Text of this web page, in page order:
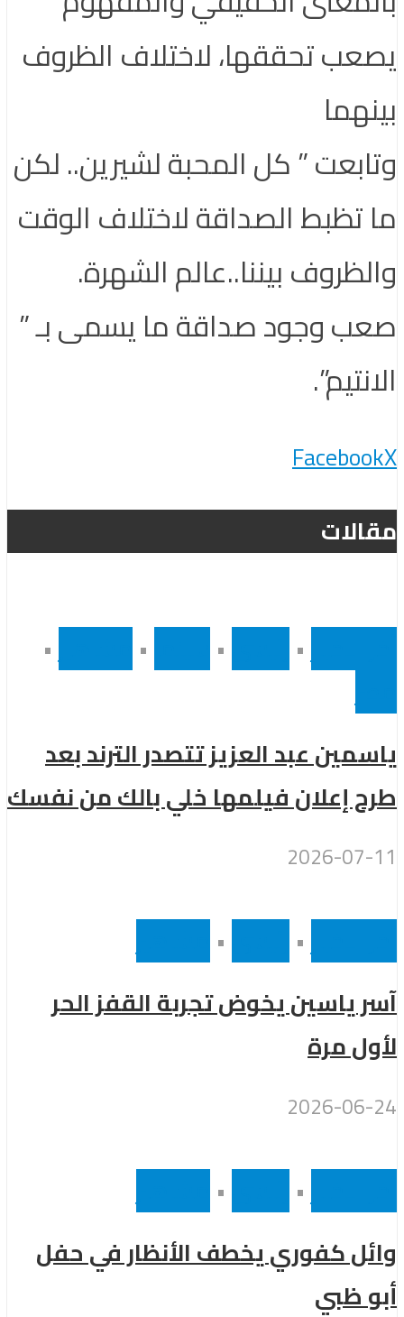
يصعب تحققها، لاختلاف الظروف
بينهما
وتابعت ” كل المحبة لشيرين.. لكن
ما تظبط الصداقة لاختلاف الوقت
والظروف بيننا..عالم الشهرة.
صعب وجود صداقة ما يسمى بـ ”
الانتيم”.
FacebookX
مقالات
•
•
•
•
ياسمين عبد العزيز تتصدر الترند بعد
طرح إعلان فيلمها خلي بالك من نفسك
2026-07-11
•
•
آسر ياسين يخوض تجربة القفز الحر
لأول مرة
2026-06-24
•
•
وائل كفوري يخطف الأنظار في حفل
أبو ظبي